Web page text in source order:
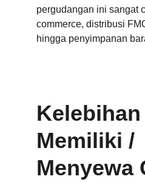
pergudangan ini sangat
commerce, distribusi
hingga penyimpanan
Kelebihan
Memiliki /
Menyewa